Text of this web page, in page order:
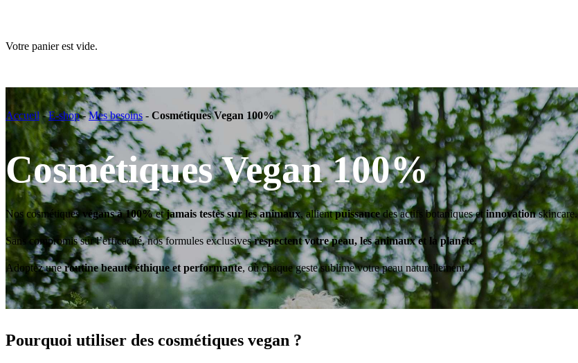
Votre panier est vide.
Accueil-E-shop-Mes besoins - Cosmétiques Vegan 100%
Cosmétiques Vegan 100%
Nos cosmétiquesvégans à 100%etjamais testés sur les animaux, allientpuissancedes actifs botaniques etinnovationskincare.
Sans compromis sur l’efficacité, nos formules exclusivesrespectent votre peau, les animaux et la planète.
Adoptez uneroutine beauté éthique et performante, où chaque geste sublime votre peau naturellement.
Pourquoi utiliser des cosmétiques vegan ?